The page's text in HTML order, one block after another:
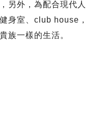
另外，為配合現代人
身室、club house，
族一樣的生活。